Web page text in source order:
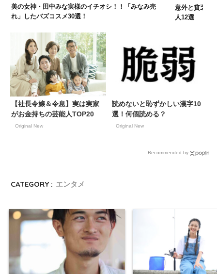
美の女神・田中みな実様のイチオシ！！「みなみ売
れ」したバズコスメ30選！
意外と貧乏だ
人12選
【社長令嬢＆令息】実は実家
がお金持ちの芸能人TOP20
Original New
読めないと恥ずかしい漢字10
選！何個読める？
Original New
Recommended by
CATEGORY : エンタメ